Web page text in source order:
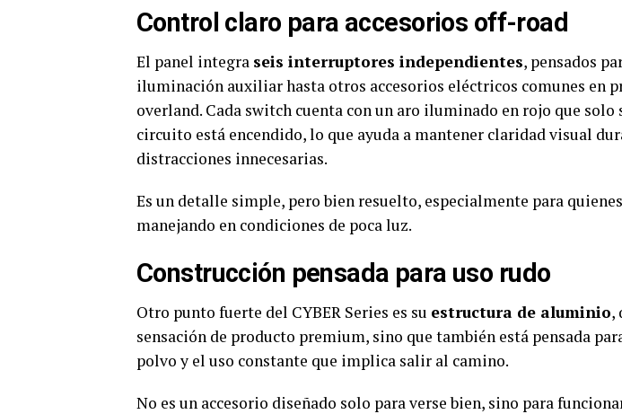
Control claro para accesorios off-road
El panel integra seis interruptores independientes, pensados
iluminación auxiliar hasta otros accesorios eléctricos comunes en
overland. Cada switch cuenta con un aro iluminado en rojo que solo
circuito está encendido, lo que ayuda a mantener claridad visual
distracciones innecesarias.
Es un detalle simple, pero bien resuelto, especialmente para
manejando en condiciones de poca luz.
Construcción pensada para uso rudo
Otro punto fuerte del CYBER Series es su estructura de aluminio,
sensación de producto premium, sino que también está pensada
polvo y el uso constante que implica salir al camino.
No es un accesorio diseñado solo para verse bien, sino para